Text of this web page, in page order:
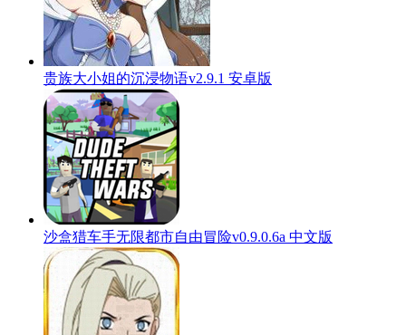
贵族大小姐的沉浸物语v2.9.1 安卓版
沙盒猎车手无限都市自由冒险v0.9.0.6a 中文版